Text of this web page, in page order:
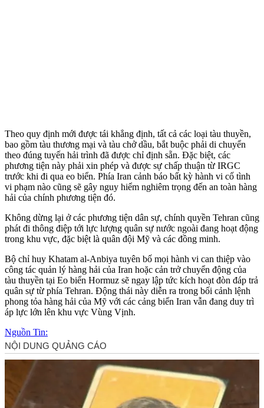
Theo quy định mới được tái khẳng định, tất cả các loại tàu thuyền,
bao gồm tàu thương mại và tàu chở dầu, bắt buộc phải di chuyển
theo đúng tuyến hải trình đã được chỉ định sẵn. Đặc biệt, các
phương tiện này phải xin phép và được sự chấp thuận từ IRGC
trước khi đi qua eo biển. Phía Iran cảnh báo bất kỳ hành vi cố tình
vi phạm nào cũng sẽ gây nguy hiểm nghiêm trọng đến an toàn hàng
hải của chính phương tiện đó.
Không dừng lại ở các phương tiện dân sự, chính quyền Tehran cũng
phát đi thông điệp tới lực lượng quân sự nước ngoài đang hoạt động
trong khu vực, đặc biệt là quân đội Mỹ và các đồng minh.
Bộ chỉ huy Khatam al-Anbiya tuyên bố mọi hành vi can thiệp vào
công tác quản lý hàng hải của Iran hoặc cản trở chuyển động của
tàu thuyền tại Eo biển Hormuz sẽ ngay lập tức kích hoạt đòn đáp trả
quân sự từ phía Tehran. Động thái này diễn ra trong bối cảnh lệnh
phong tỏa hàng hải của Mỹ với các cảng biển Iran vẫn đang duy trì
áp lực lớn lên khu vực Vùng Vịnh.
Nguồn Tin: